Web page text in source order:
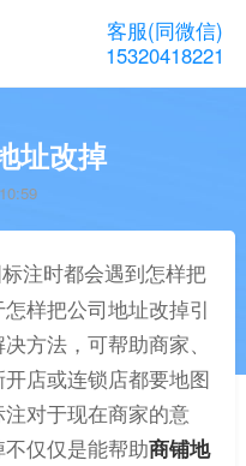
客服(同微信)
15320418221
址改掉
注时都会遇到怎样把
样把公司地址改掉引
方法，可帮助商家、
店或连锁店都要地图
对于现在商家的意
仅仅是能帮助商铺地